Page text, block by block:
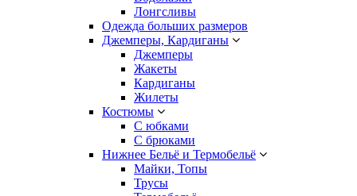
Лонгсливы
Одежда больших размеров
Джемперы, Кардиганы
Джемперы
Жакеты
Кардиганы
Жилеты
Костюмы
С юбками
С брюками
Нижнее Бельё и Термобельё
Майки, Топы
Трусы